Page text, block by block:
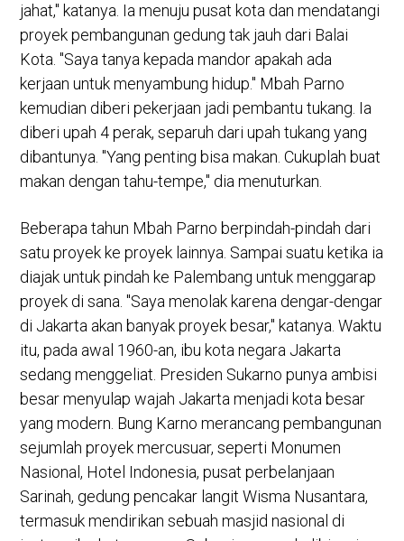
jahat," katanya. Ia menuju pusat kota dan mendatangi
proyek pembangunan gedung tak jauh dari Balai
Kota. "Saya tanya kepada mandor apakah ada
kerjaan untuk menyambung hidup." Mbah Parno
kemudian diberi pekerjaan jadi pembantu tukang. Ia
diberi upah 4 perak, separuh dari upah tukang yang
dibantunya. "Yang penting bisa makan. Cukuplah buat
makan dengan tahu-tempe," dia menuturkan.
Beberapa tahun Mbah Parno berpindah-pindah dari
satu proyek ke proyek lainnya. Sampai suatu ketika ia
diajak untuk pindah ke Palembang untuk menggarap
proyek di sana. "Saya menolak karena dengar-dengar
di Jakarta akan banyak proyek besar," katanya. Waktu
itu, pada awal 1960-an, ibu kota negara Jakarta
sedang menggeliat. Presiden Sukarno punya ambisi
besar menyulap wajah Jakarta menjadi kota besar
yang modern. Bung Karno merancang pembangunan
sejumlah proyek mercusuar, seperti Monumen
Nasional, Hotel Indonesia, pusat perbelanjaan
Sarinah, gedung pencakar langit Wisma Nusantara,
termasuk mendirikan sebuah masjid nasional di